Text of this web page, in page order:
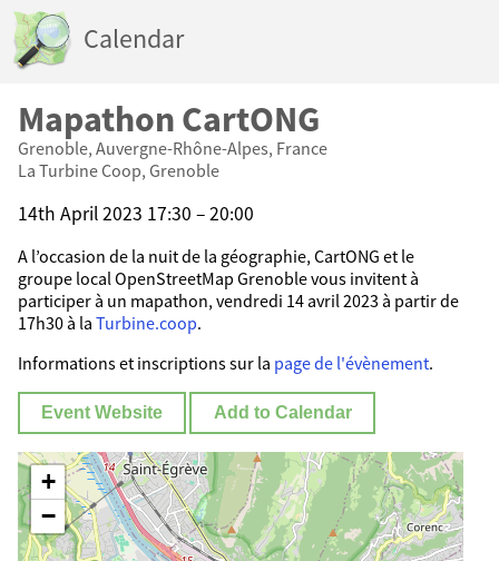
Calendar
Mapathon CartONG
Grenoble, Auvergne-Rhône-Alpes, France
La Turbine Coop, Grenoble
14th April 2023 17:30 – 20:00
A l’occasion de la nuit de la géographie, CartONG et le
groupe local OpenStreetMap Grenoble vous invitent à
participer à un mapathon, vendredi 14 avril 2023 à partir de
17h30 à la Turbine.coop.
Informations et inscriptions sur la page de l'évènement.
Event Website Add to Calendar
+
−